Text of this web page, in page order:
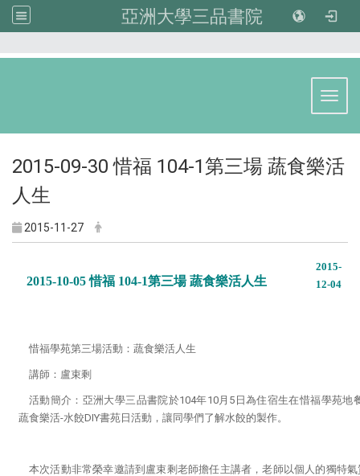
亞洲大學三品書院
2015-09-30 惜福 104-1第三場 蔬食樂活
人生
2015-11-27
2015-10-05 惜福 104-1第三場 蔬食樂活人生
2015-
12-04
惜福學苑第三場活動：蔬食樂活人生
講師 ： 盧束剩
活動簡介：亞洲大學三品書院於104年10月5日為住宿生在惜福學苑地
蔬食樂活-水餃DIY書苑日活動，讓同學們了解水餃的製作。
本次活動非常榮幸邀請到盧束剩老師擔任主講者，老師以個人的獨特